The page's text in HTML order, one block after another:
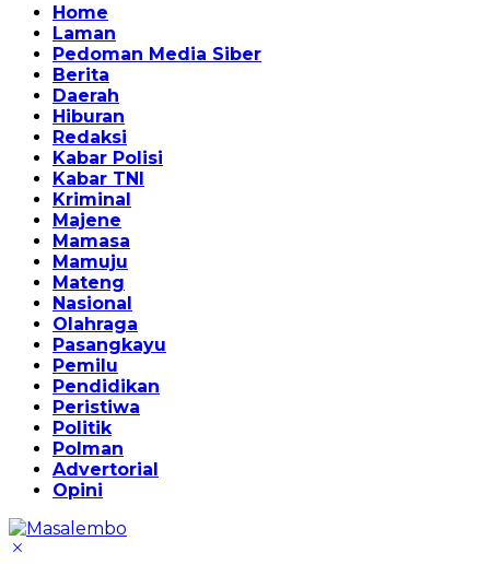
Home
Laman
Pedoman Media Siber
Berita
Daerah
Hiburan
Redaksi
Kabar Polisi
Kabar TNI
Kriminal
Majene
Mamasa
Mamuju
Mateng
Nasional
Olahraga
Pasangkayu
Pemilu
Pendidikan
Peristiwa
Politik
Polman
Advertorial
Opini